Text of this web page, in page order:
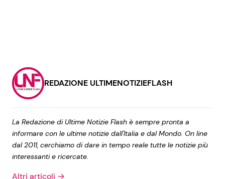
REDAZIONE ULTIMENOTIZIEFLASH
La Redazione di Ultime Notizie Flash è sempre pronta a
informare con le ultime notizie dall'Italia e dal Mondo. On line
dal 2011, cerchiamo di dare in tempo reale tutte le notizie più
interessanti e ricercate.
Altri articoli →